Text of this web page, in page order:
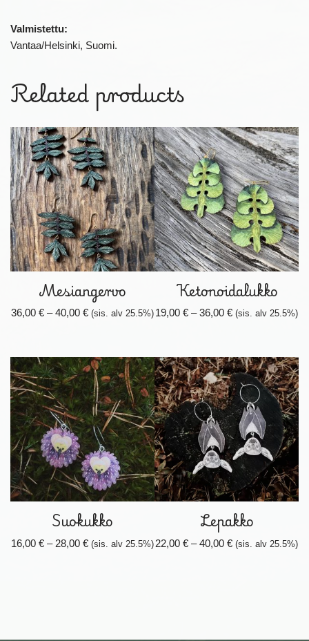
Valmistettu:
Vantaa/Helsinki, Suomi.
Related products
Mesiangervo
36,00 € – 40,00 € (sis. alv 25.5%)
Ketonoidalukko
19,00 € – 36,00 € (sis. alv 25.5%)
Suokukko
16,00 € – 28,00 € (sis. alv 25.5%)
Lepakko
22,00 € – 40,00 € (sis. alv 25.5%)